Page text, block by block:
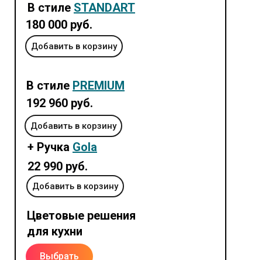
Цветовые решения
для кухни
Выбрать
+ Ручка Gola
Добавить в корзину
22 990 руб.
В стиле STANDART
Добавить в корзину
180 000 руб.
В стиле PREMIUM
Добавить в корзину
192 960 руб.